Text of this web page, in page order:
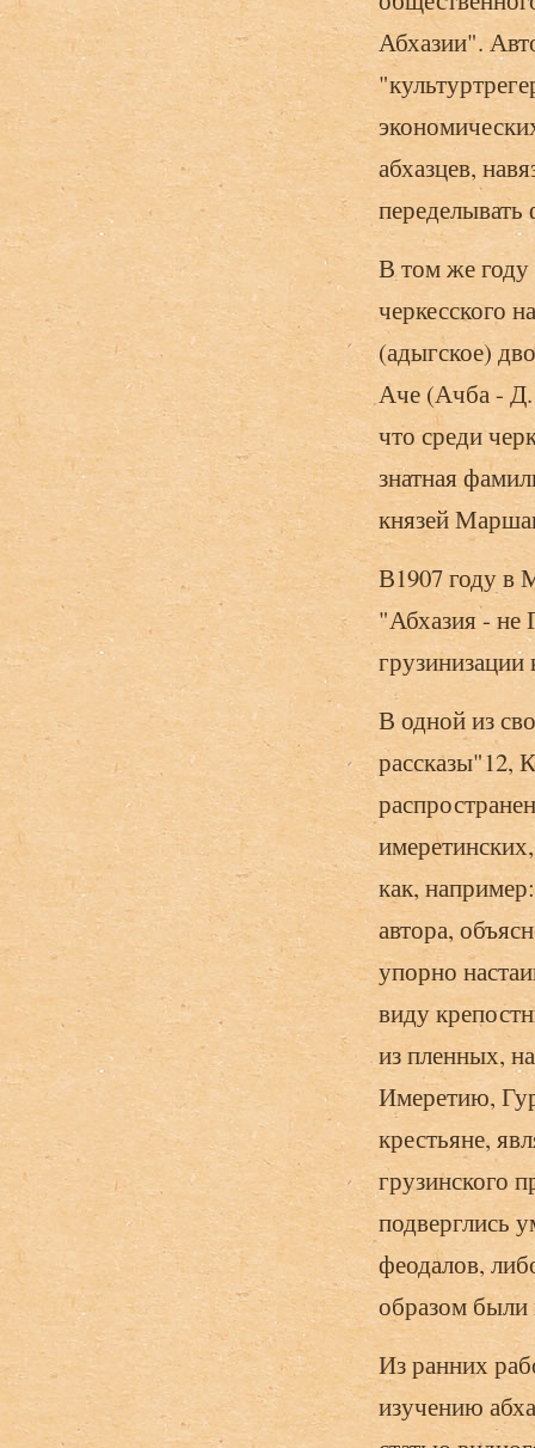
Абхазии".
абхазцев,
В том же
черкесского
(адыгское)
Аче (Ачба - Д.
что среди
знатная
князей
В1907 году в
"Абхазия - не
В одной из
рассказы"12,
как,
автора,
упорно
виду
из пленных,
Имеретию,
крестьяне,
грузинского
подверглись
феодалов,
образом были
Из ранних
изучению